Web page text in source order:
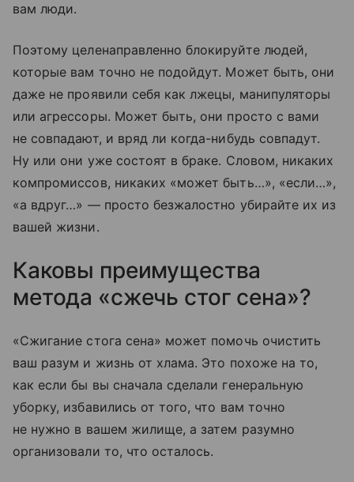
вам люди.
Поэтому целенаправленно блокируйте людей,
которые вам точно не подойдут. Может быть, они
даже не проявили себя как лжецы, манипуляторы
или агрессоры. Может быть, они просто с вами
не совпадают, и вряд ли когда-нибудь совпадут.
Ну или они уже состоят в браке. Словом, никаких
компромиссов, никаких «может быть…», «если…»,
«а вдруг…» — просто безжалостно убирайте их из
вашей жизни.
Каковы преимущества
метода «сжечь стог сена»?
«Сжигание стога сена» может помочь очистить
ваш разум и жизнь от хлама. Это похоже на то,
как если бы вы сначала сделали генеральную
уборку, избавились от того, что вам точно
не нужно в вашем жилище, а затем разумно
организовали то, что осталось.